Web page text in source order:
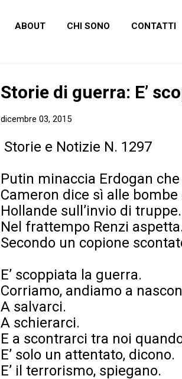
ABOUT CHI SONO CONTATTI
Storie di guerra: E’
dicembre 03, 2015
Storie e Notizie N. 1297
Putin minaccia Erdogan
Cameron dice sì alle
Hollande sull’invio di truppe.
Nel frattempo Renzi
Secondo un copione
E’ scoppiata la guerra.
Corriamo, andiamo a
A salvarci.
A schierarci.
E a scontrarci tra noi
E’ solo un attentato, dicono.
E’ il terrorismo, spiegano.